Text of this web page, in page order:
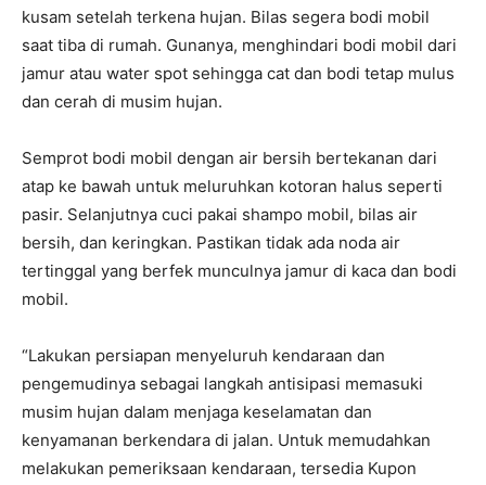
kusam setelah terkena hujan. Bilas segera bodi mobil
saat tiba di rumah. Gunanya, menghindari bodi mobil dari
jamur atau water spot sehingga cat dan bodi tetap mulus
dan cerah di musim hujan.
Semprot bodi mobil dengan air bersih bertekanan dari
atap ke bawah untuk meluruhkan kotoran halus seperti
pasir. Selanjutnya cuci pakai shampo mobil, bilas air
bersih, dan keringkan. Pastikan tidak ada noda air
tertinggal yang berfek munculnya jamur di kaca dan bodi
mobil.
“Lakukan persiapan menyeluruh kendaraan dan
pengemudinya sebagai langkah antisipasi memasuki
musim hujan dalam menjaga keselamatan dan
kenyamanan berkendara di jalan. Untuk memudahkan
melakukan pemeriksaan kendaraan, tersedia Kupon